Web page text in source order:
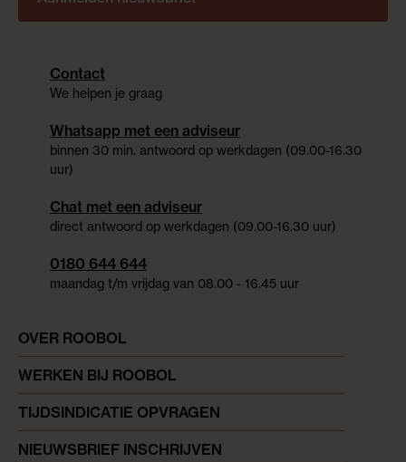
OVER ROOBOL
WERKEN BIJ ROOBOL
TIJDSINDICATIE OPVRAGEN
NIEUWSBRIEF INSCHRIJVEN
Contact
We helpen je graag
Whatsapp met een adviseur
binnen 30 min. antwoord op werkdagen (09.00-16.30
uur)
Chat met een adviseur
direct antwoord op werkdagen (09.00-16.30 uur)
0180 644 644
maandag t/m vrijdag van 08.00 - 16.45 uur